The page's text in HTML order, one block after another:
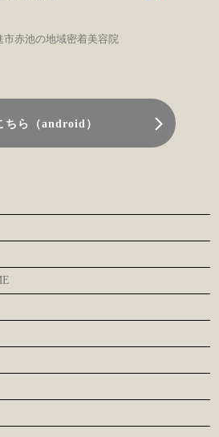
赤池の地域密着美容院
ちら（android）